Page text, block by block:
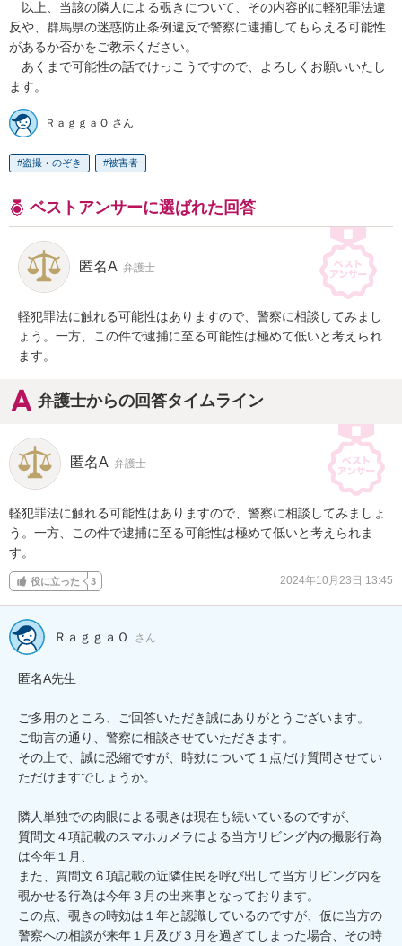
以上、当該の隣人による覗きについて、その内容的に軽犯罪法違
反や、群馬県の迷惑防止条例違反で警察に逮捕してもらえる可能性
があるか否かをご教示ください。
あくまで可能性の話でけっこうですので、よろしくお願いいたし
ます。
ＲａｇｇａＯ さん
盗撮・のぞき 被害者
ベストアンサーに選ばれた回答
匿名A 弁護士
軽犯罪法に触れる可能性はありますので、警察に相談してみまし
ょう。一方、この件で逮捕に至る可能性は極めて低いと考えられ
ます。
弁護士からの回答タイムライン
匿名A 弁護士
軽犯罪法に触れる可能性はありますので、警察に相談してみましょ
う。一方、この件で逮捕に至る可能性は極めて低いと考えられま
す。
役に立った 3 2024年10月23日 13:45
ＲａｇｇａＯ さん
匿名A先生
ご多用のところ、ご回答いただき誠にありがとうございます。
ご助言の通り、警察に相談させていただきます。
その上で、誠に恐縮ですが、時効について１点だけ質問させてい
ただけますでしょうか。
隣人単独での肉眼による覗きは現在も続いているのですが、
質問文４項記載のスマホカメラによる当方リビング内の撮影行為
は今年１月、
また、質問文６項記載の近隣住民を呼び出して当方リビング内を
覗かせる行為は今年３月の出来事となっております。
この点、覗きの時効は１年と認識しているのですが、仮に当方の
警察への相談が来年１月及び３月を過ぎてしまった場合、その時